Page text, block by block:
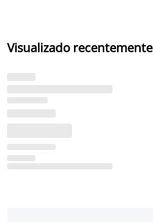
Visualizado recentemente